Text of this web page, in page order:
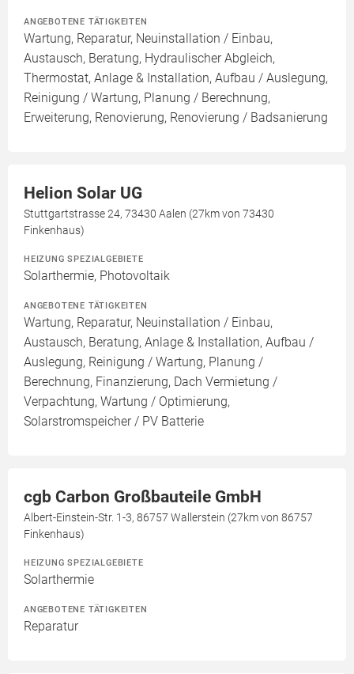
ANGEBOTENE TÄTIGKEITEN
Wartung, Reparatur, Neuinstallation / Einbau,
Austausch, Beratung, Hydraulischer Abgleich,
Thermostat, Anlage & Installation, Aufbau / Auslegung,
Reinigung / Wartung, Planung / Berechnung,
Erweiterung, Renovierung, Renovierung / Badsanierung
Helion Solar UG
Stuttgartstrasse 24, 73430 Aalen (27km von 73430
Finkenhaus)
HEIZUNG SPEZIALGEBIETE
Solarthermie, Photovoltaik
ANGEBOTENE TÄTIGKEITEN
Wartung, Reparatur, Neuinstallation / Einbau,
Austausch, Beratung, Anlage & Installation, Aufbau /
Auslegung, Reinigung / Wartung, Planung /
Berechnung, Finanzierung, Dach Vermietung /
Verpachtung, Wartung / Optimierung,
Solarstromspeicher / PV Batterie
cgb Carbon Großbauteile GmbH
Albert-Einstein-Str. 1-3, 86757 Wallerstein (27km von 86757
Finkenhaus)
HEIZUNG SPEZIALGEBIETE
Solarthermie
ANGEBOTENE TÄTIGKEITEN
Reparatur